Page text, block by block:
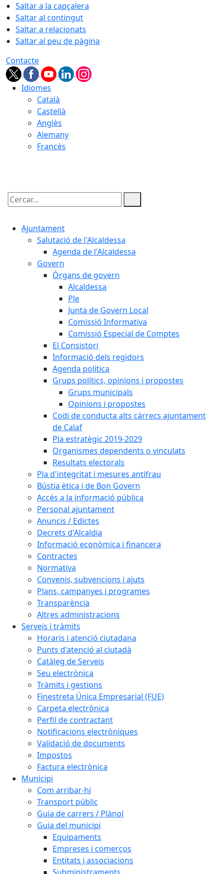
Saltar a la capçalera
Saltar al contingut
Saltar a relacionats
Saltar al peu de pàgina
Contacte
Idiomes
Català
Castellà
Anglès
Alemany
Francès
Cercar:
Ajuntament
Salutació de l'Alcaldessa
Agenda de l'Alcaldessa
Govern
Òrgans de govern
Alcaldessa
Ple
Junta de Govern Local
Comissió Informativa
Comissió Especial de Comptes
El Consistori
Informació dels regidors
Agenda política
Grups polítics, opinions i propostes
Grups municipals
Opinions i propostes
Codi de conducta alts càrrecs ajuntament
de Calaf
Pla estratègic 2019-2029
Organismes dependents o vinculats
Resultats electorals
Pla d'integritat i mesures antifrau
Bústia ètica i de Bon Govern
Accés a la informació pública
Personal ajuntament
Anuncis / Edictes
Decrets d'Alcaldia
Informació econòmica i financera
Contractes
Normativa
Convenis, subvencions i ajuts
Plans, campanyes i programes
Transparència
Altres administracions
Serveis i tràmits
Horaris i atenció ciutadana
Punts d'atenció al ciutadà
Catàleg de Serveis
Seu electrònica
Tràmits i gestions
Finestreta Única Empresarial (FUE)
Carpeta electrònica
Perfil de contractant
Notificacions electròniques
Validació de documents
Impostos
Factura electrònica
Municipi
Com arribar-hi
Transport públic
Guia de carrers / Plànol
Guia del municipi
Equipaments
Empreses i comerços
Entitats i associacions